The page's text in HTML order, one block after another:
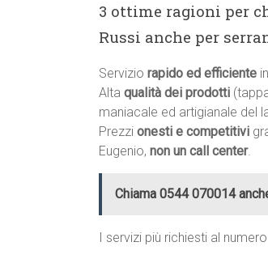
3 ottime ragioni per
Russi anche per
Servizio rapido ed efficiente
Alta qualità dei prodotti
maniacale ed artigianale del
Prezzi onesti e competitivi
Eugenio, non un call center.
Chiama 0544 070014
I servizi più richiesti al